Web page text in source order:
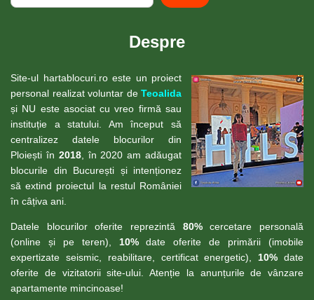
Despre
Site-ul hartablocuri.ro este un proiect
personal realizat voluntar de Teoalida
și NU este asociat cu vreo firmă sau
instituție a statului. Am început să
centralizez datele blocurilor din
Ploiești în 2018, în 2020 am adăugat
blocurile din București și intenționez
să extind proiectul la restul României
în câțiva ani.
Datele blocurilor oferite reprezintă 80%cercetare personală
(online și pe teren), 10%date oferite de primării (imobile
expertizate seismic, reabilitare, certificat energetic), 10% date
oferite de vizitatorii site-ului. Atenție la anunțurile de vânzare
apartamente mincinoase!